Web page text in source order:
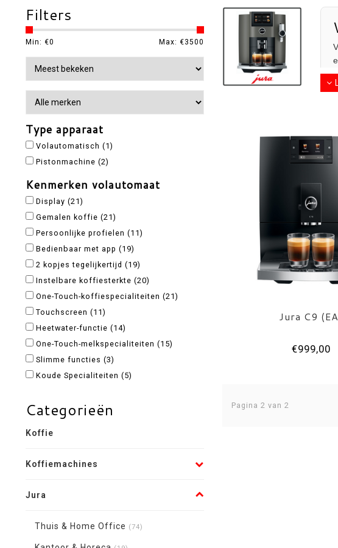
Filters
Min: €0 Max: €3500
Type apparaat
Volautomatisch (1)
Pistonmachine (2)
Kenmerken volautomaat
Display (21)
Gemalen koffie (21)
Persoonlijke profielen (11)
Bedienbaar met app (19)
2 kopjes tegelijkertijd (19)
Instelbare koffiesterkte (20)
One-Touch-koffiespecialiteiten (21)
Touchscreen (11)
Heetwater-functie (14)
One-Touch-melkspecialiteiten (15)
Slimme functies (3)
Koude Specialiteiten (5)
Categorieën
Koffie
Koffiemachines
Jura
Thuis & Home Office (74)
Jura C9
€999,00
Pagina 2 van 2